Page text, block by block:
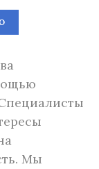
Мы